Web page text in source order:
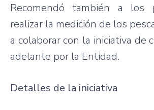
Recomendó también a los
realizar la medición de los
a colaborar con la iniciativa de
adelante por la Entidad.
Detalles de la iniciativa